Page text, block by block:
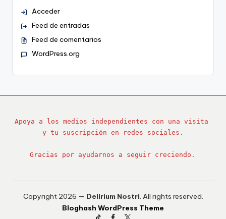
Acceder
Feed de entradas
Feed de comentarios
WordPress.org
Apoya a los medios independientes con una visita
y tu suscripción en redes sociales.
Gracias por ayudarnos a seguir creciendo.
Copyright 2026 — Delirium Nostri. All rights reserved.
Bloghash WordPress Theme